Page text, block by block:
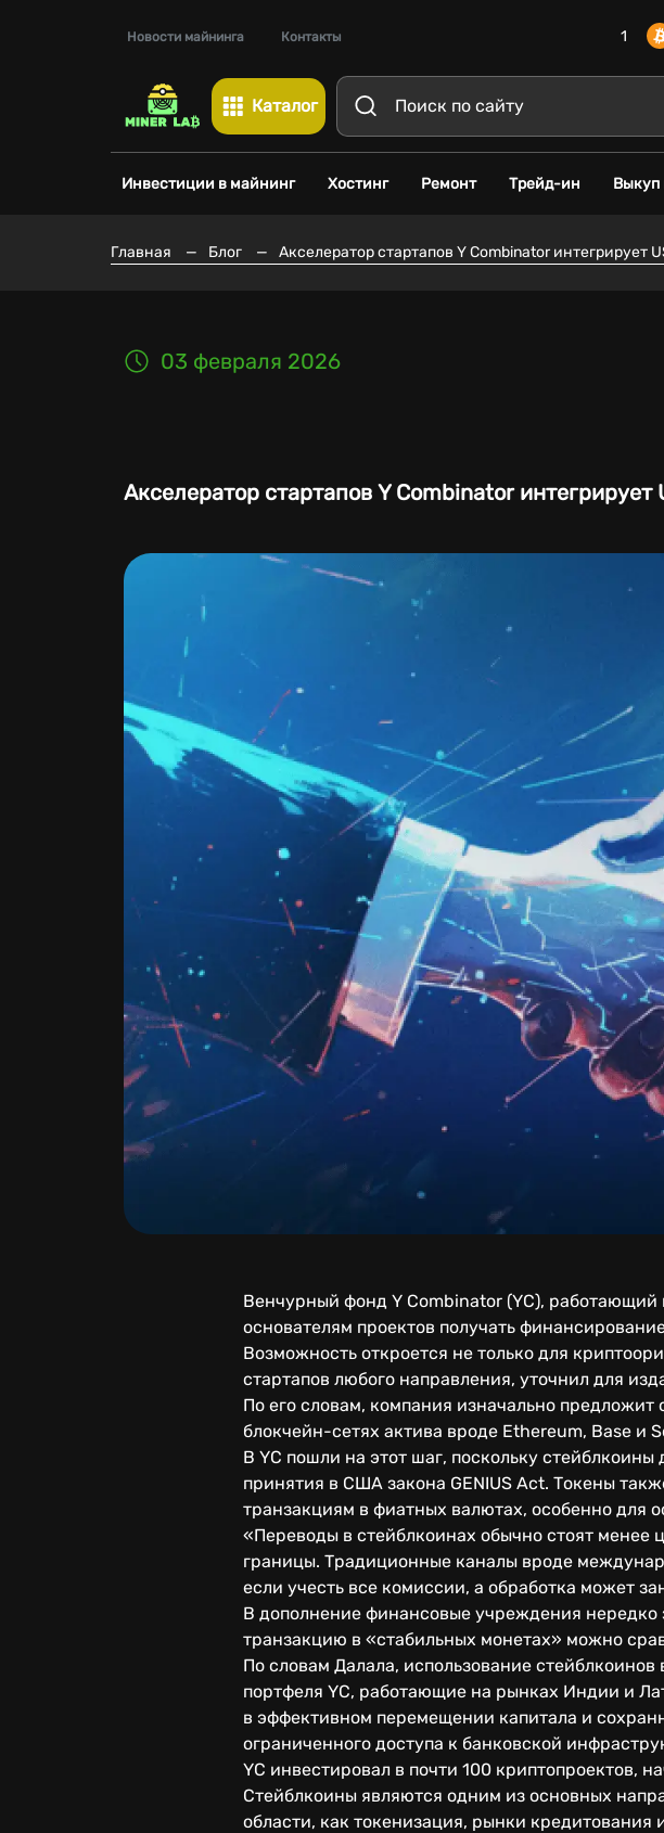
Новости майнинга Контакты 1
Каталог
Инвестиции в майнинг Хостинг Ремонт Трейд-ин Выкуп
Главная — Блог — Акселератор стартапов Y Combinator интегрирует
03 февраля 2026
Акселератор стартапов Y Combinator интегрирует
Венчурный фонд Y Combinator (YC), работающий
основателям проектов получать
Возможность откроется не только для
стартапов любого направления, уточнил для
По его словам, компания изначально
блокчейн-сетях актива вроде Ethereum, Base и
В YC пошли на этот шаг, поскольку
принятия в США закона GENIUS Act. Токены
транзакциям в фиатных валютах, особенно для
«Переводы в стейблкоинах обычно стоят менее
границы. Традиционные каналы вроде
если учесть все комиссии, а обработка может
В дополнение финансовые учреждения
транзакцию в «стабильных монетах» можно
По словам Далала, использование
портфеля YC, работающие на рынках Индии и
в эффективном перемещении капитала и
ограниченного доступа к банковской
YC инвестировал в почти 100 криптопроектов,
Стейблкоины являются одним из основных
области, как токенизация, рынки